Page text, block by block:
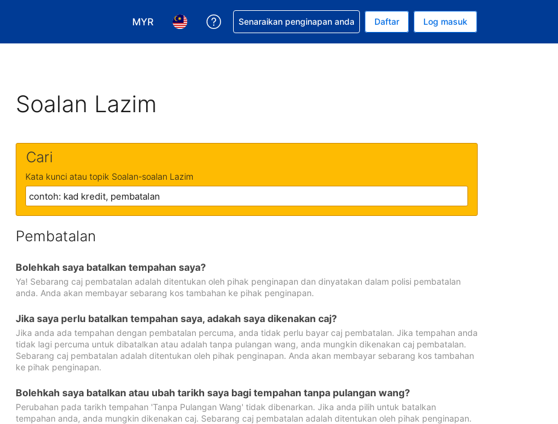
MYR
Pilih mata wang anda. Mata wang semasa anda adalah Ringgit Malaysia
Pilih bahasa anda. Bahasa semasa anda adalah Bahasa Malaysia
Dapatkan bantuan bagi tempahan anda
Senaraikan penginapan anda Daftar Log masuk
Soalan Lazim
Cari
Kata kunci atau topik Soalan-soalan Lazim
Pembatalan
Bolehkah saya batalkan tempahan saya?
Ya! Sebarang caj pembatalan adalah ditentukan oleh pihak penginapan dan dinyatakan dalam polisi pembatalan
anda. Anda akan membayar sebarang kos tambahan ke pihak penginapan.
Jika saya perlu batalkan tempahan saya, adakah saya dikenakan caj?
Jika anda ada tempahan dengan pembatalan percuma, anda tidak perlu bayar caj pembatalan. Jika tempahan anda
tidak lagi percuma untuk dibatalkan atau adalah tanpa pulangan wang, anda mungkin dikenakan caj pembatalan.
Sebarang caj pembatalan adalah ditentukan oleh pihak penginapan. Anda akan membayar sebarang kos tambahan
ke pihak penginapan.
Bolehkah saya batalkan atau ubah tarikh saya bagi tempahan tanpa pulangan wang?
Perubahan pada tarikh tempahan 'Tanpa Pulangan Wang' tidak dibenarkan. Jika anda pilih untuk batalkan
tempahan anda, anda mungkin dikenakan caj. Sebarang caj pembatalan adalah ditentukan oleh pihak penginapan.